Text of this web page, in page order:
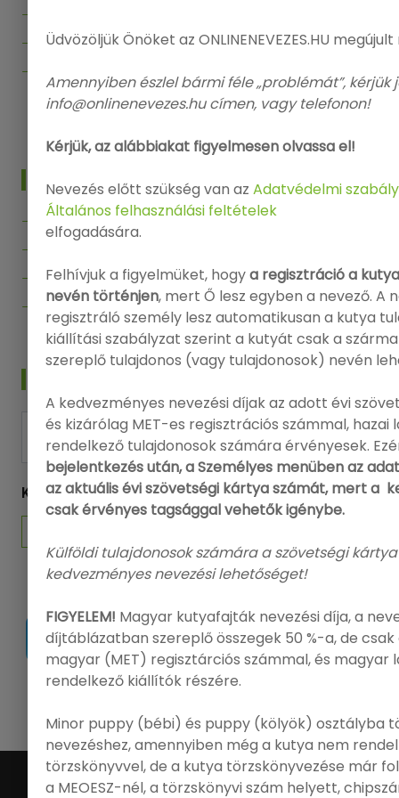
Segítség
Kapcsolat
Vissza az Onlinenevezes.hu-ra
INFO
Bejelentkezés
Adatvédelmi politika
Felhasználási feltételek
FELIRATKOZÁS
KÖVESSEN MINKET
©Online Nevezés. All Rights Reserved.
Üdvözöljük Önöket az ONLINENEVEZES.HU
Amennyiben észlel bármi féle „problémát”, kérjük
info@onlinenevezes.hu címen, vagy telefonon!
Kérjük, az alábbiakat figyelmesen olvassa el!
Nevezés előtt szükség van azAdatvédelmi
Általános felhasználási feltételek
elfogadására.
Felhívjuk a figyelmüket, hogya regisztráció a
nevén történjen, mert Ő lesz egyben a nevező. A
regisztráló személy lesz automatikusan a kutya
kiállítási szabályzat szerint a kutyát csak a
szereplő tulajdonos (vagy tulajdonosok) nevén
A kedvezményes nevezési díjak az adott évi
és kizárólag MET-es regisztrációs számmal, hazai
rendelkező tulajdonosok számára érvényesek.
bejelentkezés után, a Személyes menüben az
az aktuális évi szövetségi kártya számát, mert a
csak érvényes tagsággal vehetők igénybe.
Külföldi tulajdonosok számára a szövetségi
kedvezményes nevezési lehetőséget!
FIGYELEM! Magyar kutyafajták nevezési díja, a
díjtáblázatban szereplő összegek 50 %-a, de csak
magyar (MET) regisztárciós számmal, és magyar
rendelkező kiállítók részére.
Minor puppy (bébi) és puppy (kölyök) osztályba
nevezéshez, amennyiben még a kutya nem
törzskönyvvel, de a kutya törzskönyvezése már
a MEOESZ-nél, a törzskönyvi szám helyett,